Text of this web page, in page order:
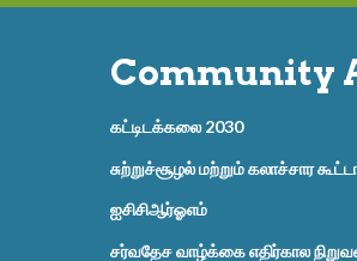
Community
கட்டிடக்கலை 2030
சுற்றுச்சூழல் மற்றும் கலாச்சார
ஐசிசிஆர்ஓஎம்
சர்வதேச வாழ்க்கை எதிர்கால